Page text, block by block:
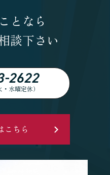
となら
談下さい
2622
水曜定休）
こちら